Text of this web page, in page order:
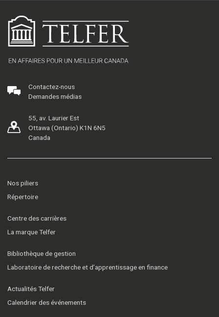
Contactez-nous
Demandes médias
55, av. Laurier Est
Ottawa (Ontario) K1N 6N5
Canada
Nos piliers
Répertoire
Centre des carrières
La marque Telfer
Bibliothèque de gestion
Laboratoire de recherche et d’apprentissage en finance
Actualités Telfer
Calendrier des événements